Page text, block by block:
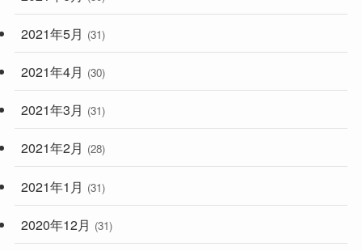
2021年5月 (31)
2021年4月 (30)
2021年3月 (31)
2021年2月 (28)
2021年1月 (31)
2020年12月 (31)